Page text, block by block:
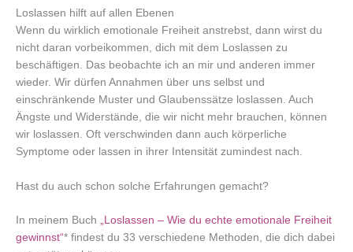
Loslassen hilft auf allen Ebenen
Wenn du wirklich emotionale Freiheit anstrebst, dann wirst du
nicht daran vorbeikommen, dich mit dem Loslassen zu
beschäftigen. Das beobachte ich an mir und anderen immer
wieder. Wir dürfen Annahmen über uns selbst und
einschränkende Muster und Glaubenssätze loslassen. Auch
Ängste und Widerstände, die wir nicht mehr brauchen, können
wir loslassen. Oft verschwinden dann auch körperliche
Symptome oder lassen in ihrer Intensität zumindest nach.
Hast du auch schon solche Erfahrungen gemacht?
In meinem Buch „Loslassen – Wie du echte emotionale Freiheit
gewinnst“* findest du 33 verschiedene Methoden, die dich dabei